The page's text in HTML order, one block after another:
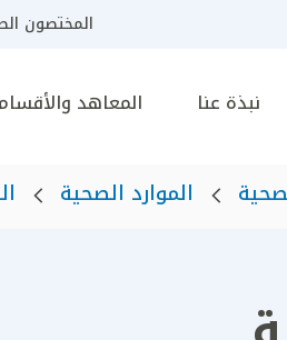
المختصون
نبذة عنا المعاهد
الموارد الصحية